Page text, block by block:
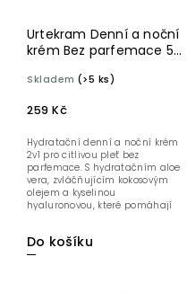
Urtekram Denní a noční
krém Bez parfemace 50
Skladem (>5 ks)
259 Kč
Do košíku
Hydratační denní a noční krém
2v1 pro citlivou pleť bez
parfemace. S hydratačním aloe
vera, zvláčňujícím kokosovým
olejem a kyselinou
hyaluronovou, které pomáhají